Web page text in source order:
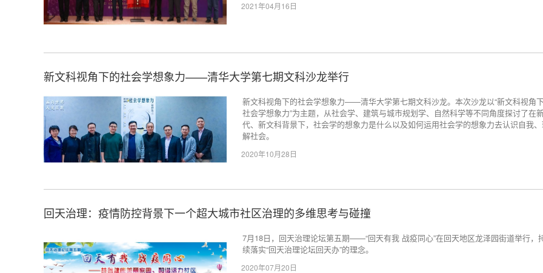
2021年04月16日
新文科视角下的社会学想象力——清华大学第七期文科沙龙举行
新文科视角下的社会学想象力——清华大学第七期文科沙龙。本次沙龙以“新文科视角
社会学想象力”为主题，从社会学、建筑与城市规划学、自然科学等不同角度探讨了在
代、新文科背景下，社会学的想象力是什么以及如何运用社会学的想象力去认识自我
解社会。
2020年10月28日
回天治理：疫情防控背景下一个超大城市社区治理的多维思考与碰撞
7月18日，回天治理论坛第五期——“回天有我 战疫同心”在回天地区龙泽园街道举行，
续落实“回天治理论坛回天办”的理念。
2020年07月20日